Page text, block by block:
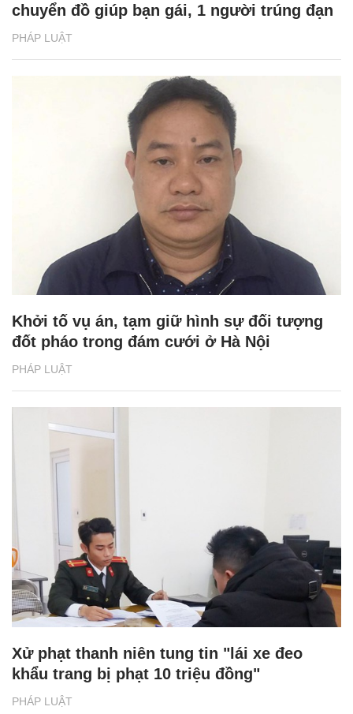
PHÁP LUẬT
chuyển đồ giúp bạn gái, 1 người trúng đạn
PHÁP LUẬT
Khởi tố vụ án, tạm giữ hình sự đối tượng
đốt pháo trong đám cưới ở Hà Nội
PHÁP LUẬT
Xử phạt thanh niên tung tin "lái xe đeo
khẩu trang bị phạt 10 triệu đồng"